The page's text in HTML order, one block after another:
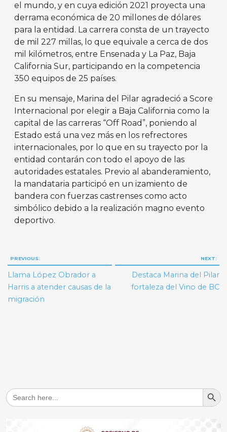
el mundo, y en cuya edición 2021 proyecta una
derrama económica de 20 millones de dólares
para la entidad. La carrera consta de un trayecto
de mil 227 millas, lo que equivale a cerca de dos
mil kilómetros, entre Ensenada y La Paz, Baja
California Sur, participando en la competencia
350 equipos de 25 países.
En su mensaje, Marina del Pilar agradeció a Score
Internacional por elegir a Baja California como la
capital de las carreras “Off Road”, poniendo al
Estado está una vez más en los refrectores
internacionales, por lo que en su trayecto por la
entidad contarán con todo el apoyo de las
autoridades estatales. Previo al abanderamiento,
la mandataria participó en un izamiento de
bandera con fuerzas castrenses como acto
simbólico debido a la realización magno evento
deportivo.
Navegación
de
entradas
PREVIOUS:
Llama López Obrador a
Harris a atender causas de la
migración
NEXT:
Destaca Marina del Pilar
fortaleza del Vino de BC
Search
for:
Search